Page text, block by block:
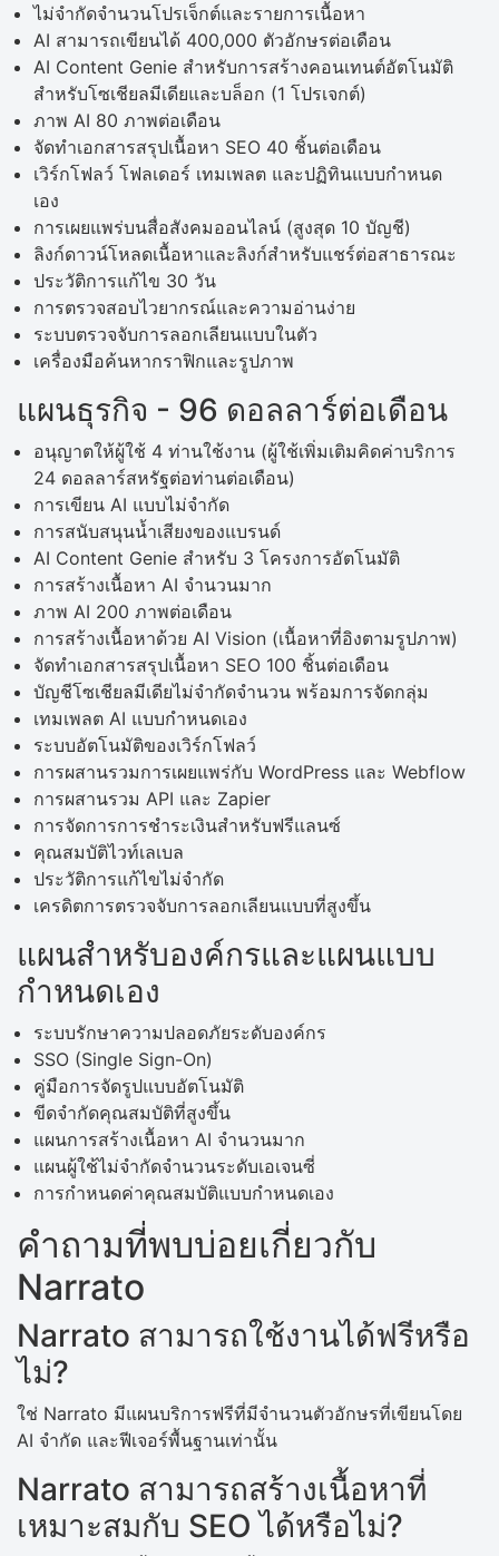
ไม่จำกัดจำนวนโปรเจ็กต์และรายการเนื้อหา
AI สามารถเขียนได้ 400,000 ตัวอักษรต่อเดือน
AI Content Genie สำหรับการสร้างคอนเทนต์อัตโนมัติ
สำหรับโซเชียลมีเดียและบล็อก (1 โปรเจกต์)
ภาพ AI 80 ภาพต่อเดือน
จัดทำเอกสารสรุปเนื้อหา SEO 40 ชิ้นต่อเดือน
เวิร์กโฟลว์ โฟลเดอร์ เทมเพลต และปฏิทินแบบกำหนด
เอง
การเผยแพร่บนสื่อสังคมออนไลน์ (สูงสุด 10 บัญชี)
ลิงก์ดาวน์โหลดเนื้อหาและลิงก์สำหรับแชร์ต่อสาธารณะ
ประวัติการแก้ไข 30 วัน
การตรวจสอบไวยากรณ์และความอ่านง่าย
ระบบตรวจจับการลอกเลียนแบบในตัว
เครื่องมือค้นหากราฟิกและรูปภาพ
แผนธุรกิจ - 96 ดอลลาร์ต่อเดือน
อนุญาตให้ผู้ใช้ 4 ท่านใช้งาน (ผู้ใช้เพิ่มเติมคิดค่าบริการ
24 ดอลลาร์สหรัฐต่อท่านต่อเดือน)
การเขียน AI แบบไม่จำกัด
การสนับสนุนน้ำเสียงของแบรนด์
AI Content Genie สำหรับ 3 โครงการอัตโนมัติ
การสร้างเนื้อหา AI จำนวนมาก
ภาพ AI 200 ภาพต่อเดือน
การสร้างเนื้อหาด้วย AI Vision (เนื้อหาที่อิงตามรูปภาพ)
จัดทำเอกสารสรุปเนื้อหา SEO 100 ชิ้นต่อเดือน
บัญชีโซเชียลมีเดียไม่จำกัดจำนวน พร้อมการจัดกลุ่ม
เทมเพลต AI แบบกำหนดเอง
ระบบอัตโนมัติของเวิร์กโฟลว์
การผสานรวมการเผยแพร่กับ WordPress และ Webflow
การผสานรวม API และ Zapier
การจัดการการชำระเงินสำหรับฟรีแลนซ์
คุณสมบัติไวท์เลเบล
ประวัติการแก้ไขไม่จำกัด
เครดิตการตรวจจับการลอกเลียนแบบที่สูงขึ้น
แผนสำหรับองค์กรและแผนแบบ
กำหนดเอง
ระบบรักษาความปลอดภัยระดับองค์กร
SSO (Single Sign-On)
คู่มือการจัดรูปแบบอัตโนมัติ
ขีดจำกัดคุณสมบัติที่สูงขึ้น
แผนการสร้างเนื้อหา AI จำนวนมาก
แผนผู้ใช้ไม่จำกัดจำนวนระดับเอเจนซี่
การกำหนดค่าคุณสมบัติแบบกำหนดเอง
คำถามที่พบบ่อยเกี่ยวกับ
Narrato
Narrato สามารถใช้งานได้ฟรีหรือ
ไม่?
ใช่ Narrato มีแผนบริการฟรีที่มีจำนวนตัวอักษรที่เขียนโดย
AI จำกัด และฟีเจอร์พื้นฐานเท่านั้น
Narrato สามารถสร้างเนื้อหาที่
เหมาะสมกับ SEO ได้หรือไม่?